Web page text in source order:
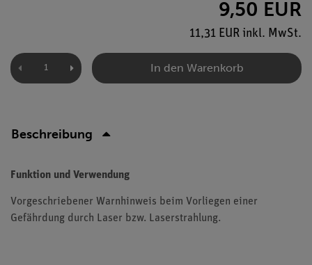
9,50 EUR
11,31 EUR inkl. MwSt.
In den Warenkorb
Beschreibung
Funktion und Verwendung
Vorgeschriebener Warnhinweis beim Vorliegen einer
Gefährdung durch Laser bzw. Laserstrahlung.